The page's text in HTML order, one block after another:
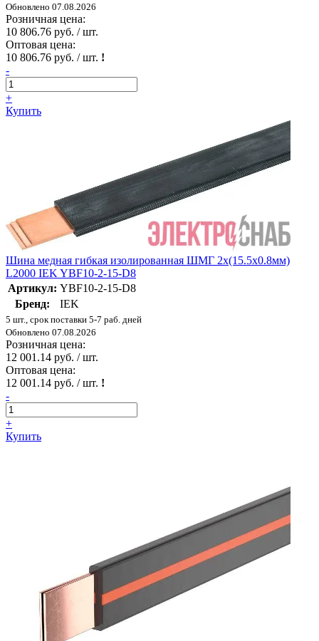
Обновлено 07.08.2026
Розничная цена:
10 806.76 руб. / шт.
Оптовая цена:
10 806.76 руб. / шт. !
-
+
Купить
Шина медная гибкая изолированная ШМГ 2х(15.5х0.8мм)
L2000 IEK YBF10-2-15-D8
Артикул: YBF10-2-15-D8
Бренд:
IEK
5 шт., срок поставки 5-7 раб. дней
Обновлено 07.08.2026
Розничная цена:
12 001.14 руб. / шт.
Оптовая цена:
12 001.14 руб. / шт. !
-
+
Купить